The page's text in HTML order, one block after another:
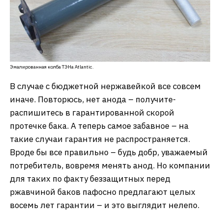
Эмалированная колба ТЭНа Atlantic.
В случае с бюджетной нержавейкой все совсем
иначе. Повторюсь, нет анода – получите-
распишитесь в гарантированной скорой
протечке бака. А теперь самое забавное – на
такие случаи гарантия не распространяется.
Вроде бы все правильно – будь добр, уважаемый
потребитель, вовремя менять анод. Но компании
для таких по факту беззащитных перед
ржавчиной баков пафосно предлагают целых
восемь лет гарантии – и это выглядит нелепо.